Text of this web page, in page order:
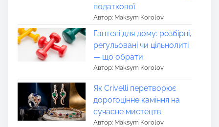
податкової
Автор: Maksym Korolov
Гантелі для дому: розбірні,
регульовані чи цільнолиті
— що обрати
Автор: Maksym Korolov
Як Crivelli перетворює
дорогоцінне каміння на
сучасне мистецтв
Автор: Maksym Korolov